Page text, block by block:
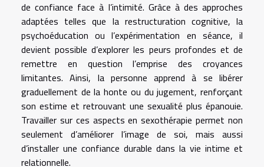
de confiance face à l’intimité. Grâce à des approches
adaptées telles que la restructuration cognitive, la
psychoéducation ou l’expérimentation en séance, il
devient possible d’explorer les peurs profondes et de
remettre en question l’emprise des croyances
limitantes. Ainsi, la personne apprend à se libérer
graduellement de la honte ou du jugement, renforçant
son estime et retrouvant une sexualité plus épanouie.
Travailler sur ces aspects en sexothérapie permet non
seulement d’améliorer l’image de soi, mais aussi
d’installer une confiance durable dans la vie intime et
relationnelle.